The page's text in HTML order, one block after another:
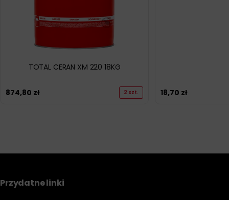
TOTAL CERAN XM 220 18KG
874,80 zł 2 szt. 18,70 zł
Przydatne linki